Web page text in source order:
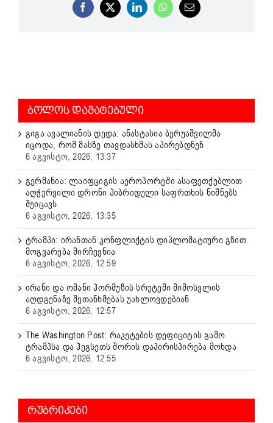
Facebook
X LinkedInWhatsApp
Email
ᲑᲝᲚᲝᲡ ᲓᲐᲛᲐᲢᲔᲑᲣᲚᲘ
გიგა ავალიანის დედა: ანასტასია ბერუაშვილმა
იცოდა, რომ მასზე თავდასხმას აპირებდნენ
6 აგვისტო, 2026, 13:37
გერმანია: ლაიფციგის აეროპორტში ასაფეთქებლით
აღჭურვილი დრონი ჰიბრიდული საფრთხის ნიშნებს
შეიცავს
6 აგვისტო, 2026, 13:35
ტრამპი: ირანთან კონფლიქტის დიპლომატიური გზით
მოგვარება მირჩევნია
6 აგვისტო, 2026, 12:59
ირანი და ომანი ჰორმუზის სრუტეში მიმოსვლის
აღდგენაზე შეთანხმებას უახლოვდებიან
6 აგვისტო, 2026, 12:57
The Washington Post: რაკეტების დეფიციტის გამო
ტრამპსა და ჰეგსეთს შორის დაპირისპირება მოხდა
6 აგვისტო, 2026, 12:55
ᲠᲣᲑᲠᲘᲙᲔᲑᲘ